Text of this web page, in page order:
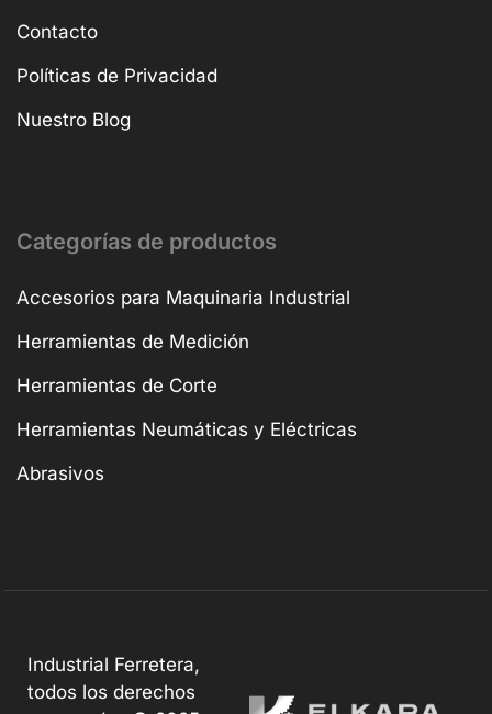
Contacto
Políticas de Privacidad
Nuestro Blog
Categorías de productos
Accesorios para Maquinaria Industrial
Herramientas de Medición
Herramientas de Corte
Herramientas Neumáticas y Eléctricas
Abrasivos
Industrial Ferretera,
todos los derechos